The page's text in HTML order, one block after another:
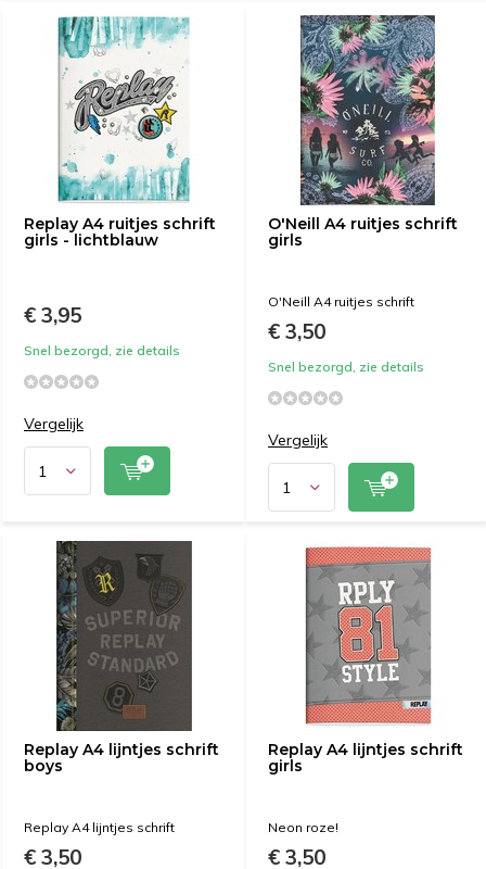
Replay A4 ruitjes schrift
girls - lichtblauw
€ 3,95
Snel bezorgd, zie details
Vergelijk
O'Neill A4 ruitjes schrift
girls
O'Neill A4 ruitjes schrift
€ 3,50
Snel bezorgd, zie details
Vergelijk
Replay A4 lijntjes schrift
boys
Replay A4 lijntjes schrift
€ 3,50
Replay A4 lijntjes schrift
girls
Neon roze!
€ 3,50